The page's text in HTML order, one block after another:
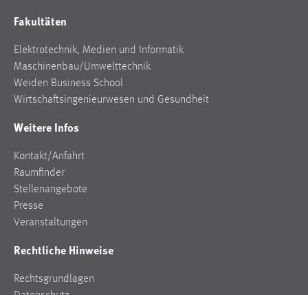
Fakultäten
Elektrotechnik, Medien und Informatik
Maschinenbau/Umwelttechnik
Weiden Business School
Wirtschaftsingenieurwesen und Gesundheit
Weitere Infos
Kontakt/Anfahrt
Raumfinder
Stellenangebote
Presse
Veranstaltungen
Rechtliche Hinweise
Rechtsgrundlagen